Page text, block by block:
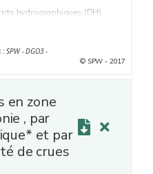
hydrographiques (DH)
d’inondation : la période
entre deux occurrences
SPW - DGO3 -
© SPW - 2017
en zone
, par
et par
de crues